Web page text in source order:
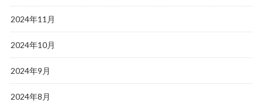
2024年11月
2024年10月
2024年9月
2024年8月